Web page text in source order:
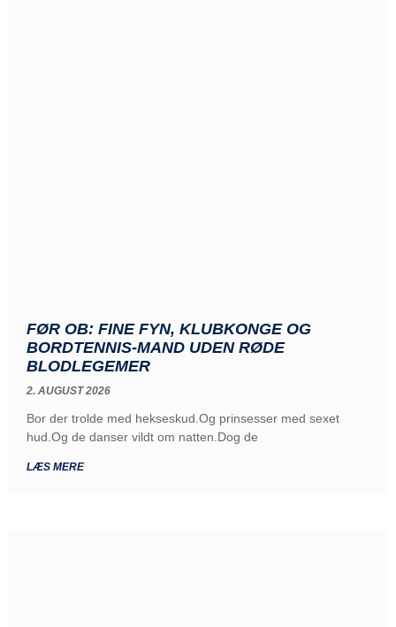
FØR OB: FINE FYN, KLUBKONGE OG
BORDTENNIS-MAND UDEN RØDE
BLODLEGEMER
2. AUGUST 2026
Bor der trolde med hekseskud.Og prinsesser med sexet
hud.Og de danser vildt om natten.Dog de
LÆS MERE